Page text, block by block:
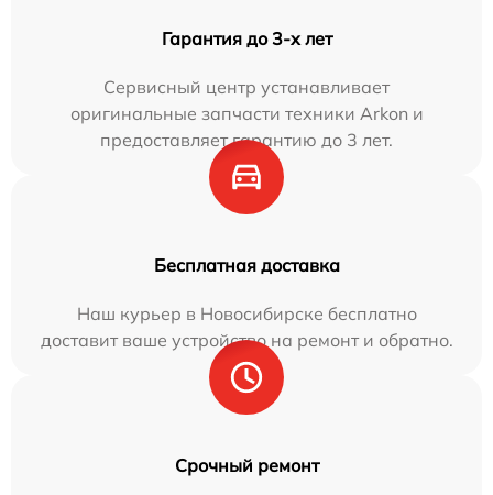
Гарантия до 3-х лет
Сервисный центр устанавливает
оригинальные запчасти техники Arkon и
предоставляет гарантию до 3 лет.
Бесплатная доставка
Наш курьер в Новосибирске бесплатно
доставит ваше устройство на ремонт и обратно.
Срочный ремонт